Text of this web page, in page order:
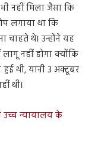
नहीं मिला जैसा कि
लगाया था कि
चाहते थे। उन्होंने यह
नहीं होगा क्योंकि
हुई थी, यानी 3 अक्टूबर
थी।
उच्च न्यायालय के